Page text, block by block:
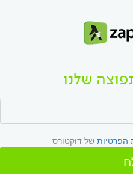
שלנו
הפרטיות של דוקטורס